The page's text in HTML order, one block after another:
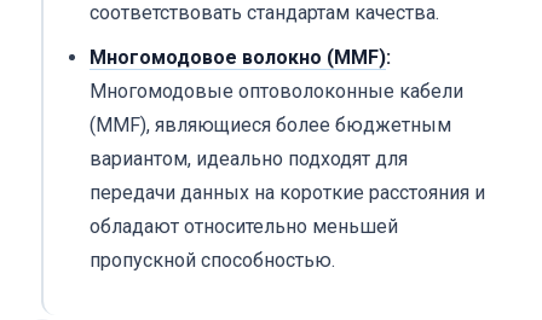
соответствовать стандартам качества.
Многомодовое волокно (MMF):
Многомодовые оптоволоконные кабели
(MMF), являющиеся более бюджетным
вариантом, идеально подходят для
передачи данных на короткие расстояния и
обладают относительно меньшей
пропускной способностью.